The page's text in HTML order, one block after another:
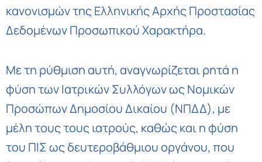
κανονισμών της Ελληνικής Αρχής Προστασίας
Δεδομένων Προσωπικού Χαρακτήρα.
Με τη ρύθμιση αυτή, αναγνωρίζεται ρητά η
φύση των Ιατρικών Συλλόγων ως Νομικών
Προσώπων Δημοσίου Δικαίου (ΝΠΔΔ), με
μέλη τους τους ιατρούς, καθώς και η φύση
του ΠΙΣ ως δευτεροβάθμιου οργάνου, που